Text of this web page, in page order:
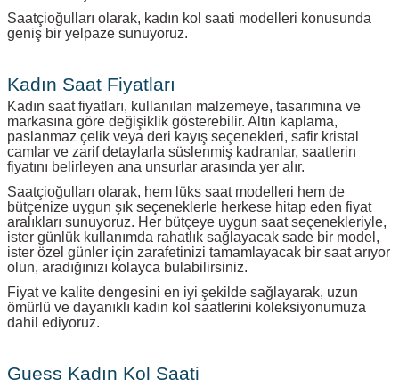
Saatçioğulları olarak, kadın kol saati modelleri konusunda
geniş bir yelpaze sunuyoruz.
Kadın Saat Fiyatları
Kadın saat fiyatları, kullanılan malzemeye, tasarımına ve
markasına göre değişiklik gösterebilir. Altın kaplama,
paslanmaz çelik veya deri kayış seçenekleri, safir kristal
camlar ve zarif detaylarla süslenmiş kadranlar, saatlerin
fiyatını belirleyen ana unsurlar arasında yer alır.
Saatçioğulları olarak, hem lüks saat modelleri hem de
bütçenize uygun şık seçeneklerle herkese hitap eden fiyat
aralıkları sunuyoruz. Her bütçeye uygun saat seçenekleriyle,
ister günlük kullanımda rahatlık sağlayacak sade bir model,
ister özel günler için zarafetinizi tamamlayacak bir saat arıyor
olun, aradığınızı kolayca bulabilirsiniz.
Fiyat ve kalite dengesini en iyi şekilde sağlayarak, uzun
ömürlü ve dayanıklı kadın kol saatlerini koleksiyonumuza
dahil ediyoruz.
Guess Kadın Kol Saati